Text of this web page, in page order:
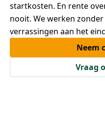
startkosten. En rente
nooit. We werken
verrassingen aan het
Neem
Vraag